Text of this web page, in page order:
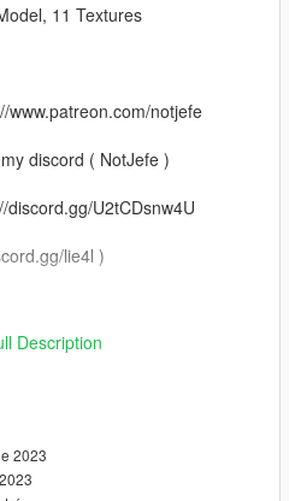
11 Textures
www.patreon.com/notjefe
discord ( NotJefe )
U2tCDsnw4U
lie4l )
Description
2023